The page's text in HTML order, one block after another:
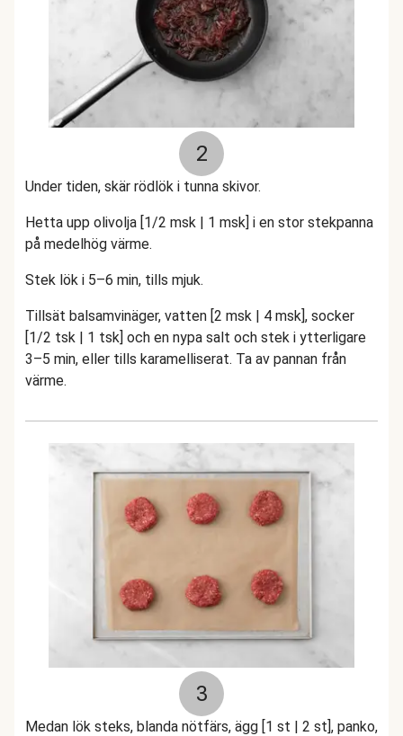
2
Under tiden, skär rödlök i tunna skivor.
Hetta upp olivolja [1/2 msk | 1 msk] i en stor stekpanna
på medelhög värme.
Stek lök i 5–6 min, tills mjuk.
Tillsät balsamvinäger, vatten [2 msk | 4 msk], socker
[1/2 tsk | 1 tsk] och en nypa salt och stek i ytterligare
3–5 min, eller tills karamelliserat. Ta av pannan från
värme.
3
Medan lök steks, blanda nötfärs, ägg [1 st | 2 st], panko,